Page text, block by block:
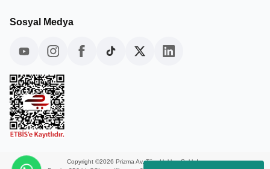
Sosyal Medya
Copyright ©2026 Prizma Av, Tüm Hakları Saklıdır.